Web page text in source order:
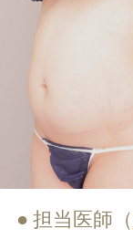
担当医師（